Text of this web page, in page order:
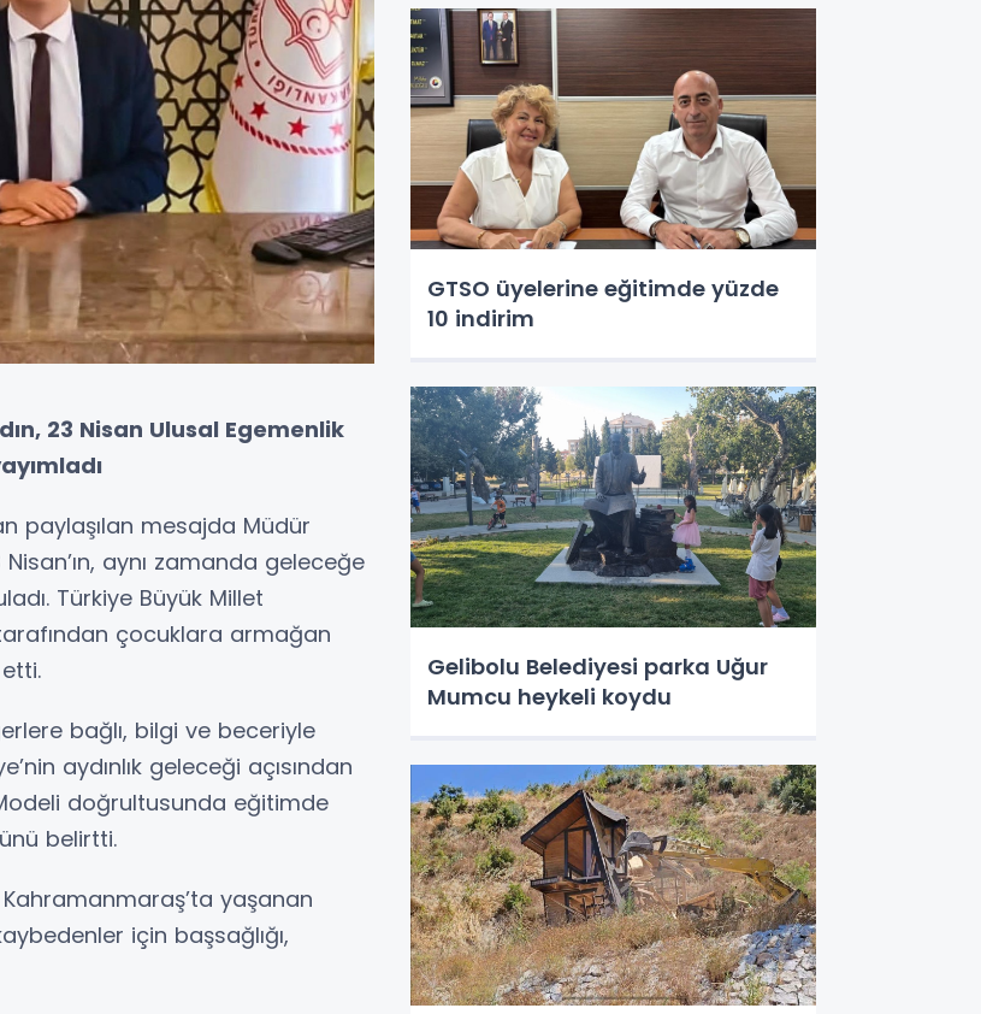
23 Nisan Ulusal Egemenlik
paylaşılan mesajda Müdür
aynı zamanda geleceğe
Türkiye Büyük Millet
tarafından çocuklara armağan
bağlı, bilgi ve beceriyle
aydınlık geleceği açısından
doğrultusunda eğitimde
belirtti.
yaşanan
için başsağlığı,
GTSO üyelerine eğitimde yüzde
10 indirim
Gelibolu Belediyesi parka Uğur
Mumcu heykeli koydu